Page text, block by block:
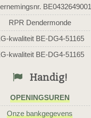
BE0432649001
RPR Dendermonde
kwaliteit BE-DG4-51165
kwaliteit BE-DG4-51165
Handig!
OPENINGSUREN
Onze bankgegevens